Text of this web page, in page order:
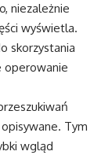
niezależnie
wyświetla.
skorzystania
operowanie
Tym
wgląd